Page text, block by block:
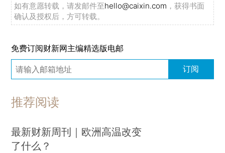
如有意愿转载，请发邮件至hello@caixin.com ，获得书面
确认及授权后，方可转载。
免费订阅财新网主编精选版电邮
订阅
推荐阅读
最新财新周刊｜欧洲高温改变
了什么？